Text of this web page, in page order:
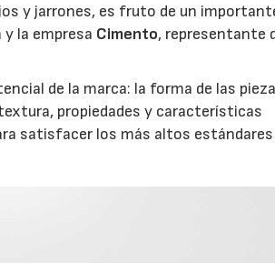
y jarrones, es fruto de un
la empresa Cimento, representante
de la marca: la forma de las
propiedades y características
satisfacer los más altos estándares